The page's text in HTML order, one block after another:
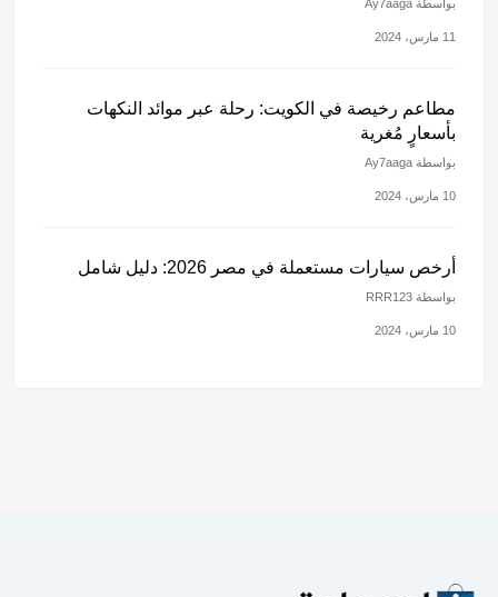
بواسطة Ay7aaga
11 مارس، 2024
مطاعم رخيصة في الكويت: رحلة عبر موائد النكهات
بأسعارٍ مُغرية
بواسطة Ay7aaga
10 مارس، 2024
أرخص سيارات مستعملة في مصر 2026: دليل شامل
بواسطة RRR123
10 مارس، 2024